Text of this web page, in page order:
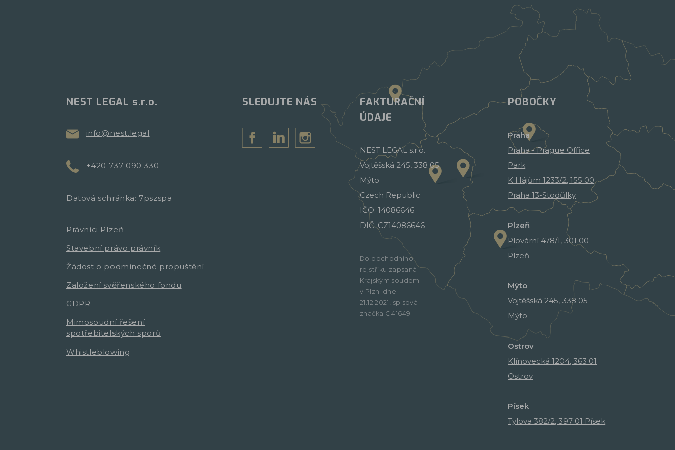
NEST LEGAL s.r.o.
info@nest.legal
+420 737 090 330
Datová schránka: 7pszspa
Právníci Plzeň
Stavební právo právník
Žádost o podmínečné propuštění
Založení svěřenského fondu
GDPR
Mimosoudní řešení
spotřebitelských sporů
Whistleblowing
SLEDUJTE NÁS
FAKTURAČNÍ
ÚDAJE
NEST LEGAL s.r.o.
Vojtěšská 245, 338 05
Mýto
Czech Republic
IČO: 14086646
DIČ: CZ14086646
Do obchodního
rejstříku zapsaná
Krajským soudem
v Plzni dne
21.12.2021, spisová
značka C 41649.
POBOČKY
Praha
Praha - Prague Office
Park
K Hájům 1233/2, 155 00
Praha 13-Stodůlky
Plzeň
Plovární 478/1, 301 00
Plzeň
Mýto
Vojtěšská 245, 338 05
Mýto
Ostrov
Klínovecká 1204, 363 01
Ostrov
Písek
Tylova 382/2, 397 01 Písek